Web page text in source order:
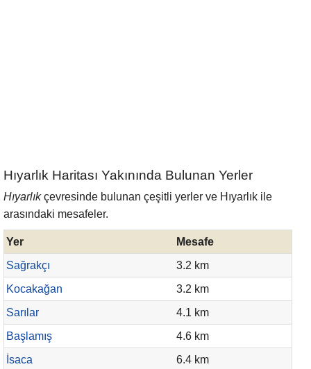
Hıyarlık Haritası Yakınında Bulunan Yerler
Hıyarlıkçevresinde bulunan çeşitli yerler ve Hıyarlık ile
arasındaki mesafeler.
Yer
Mesafe
Sağrakçı
3.2 km
Kocakağan
3.2 km
Sarılar
4.1 km
Başlamış
4.6 km
İsaca
6.4 km